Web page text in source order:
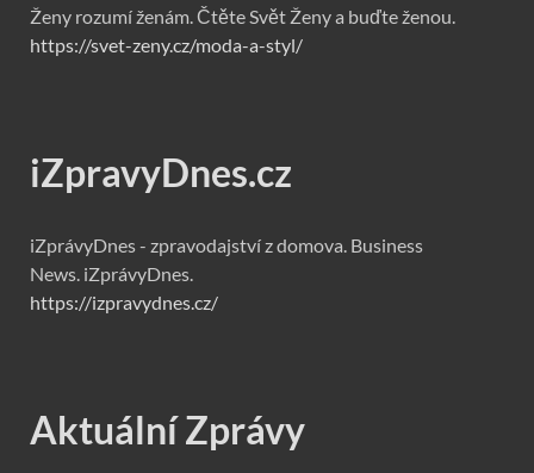
Ženy rozumí ženám. Čtěte Svět Ženy a buďte ženou.
https://svet-zeny.cz/moda-a-styl/
iZpravyDnes.cz
iZprávyDnes - zpravodajství z domova. Business
News. iZprávyDnes.
https://izpravydnes.cz/
Aktuální Zprávy